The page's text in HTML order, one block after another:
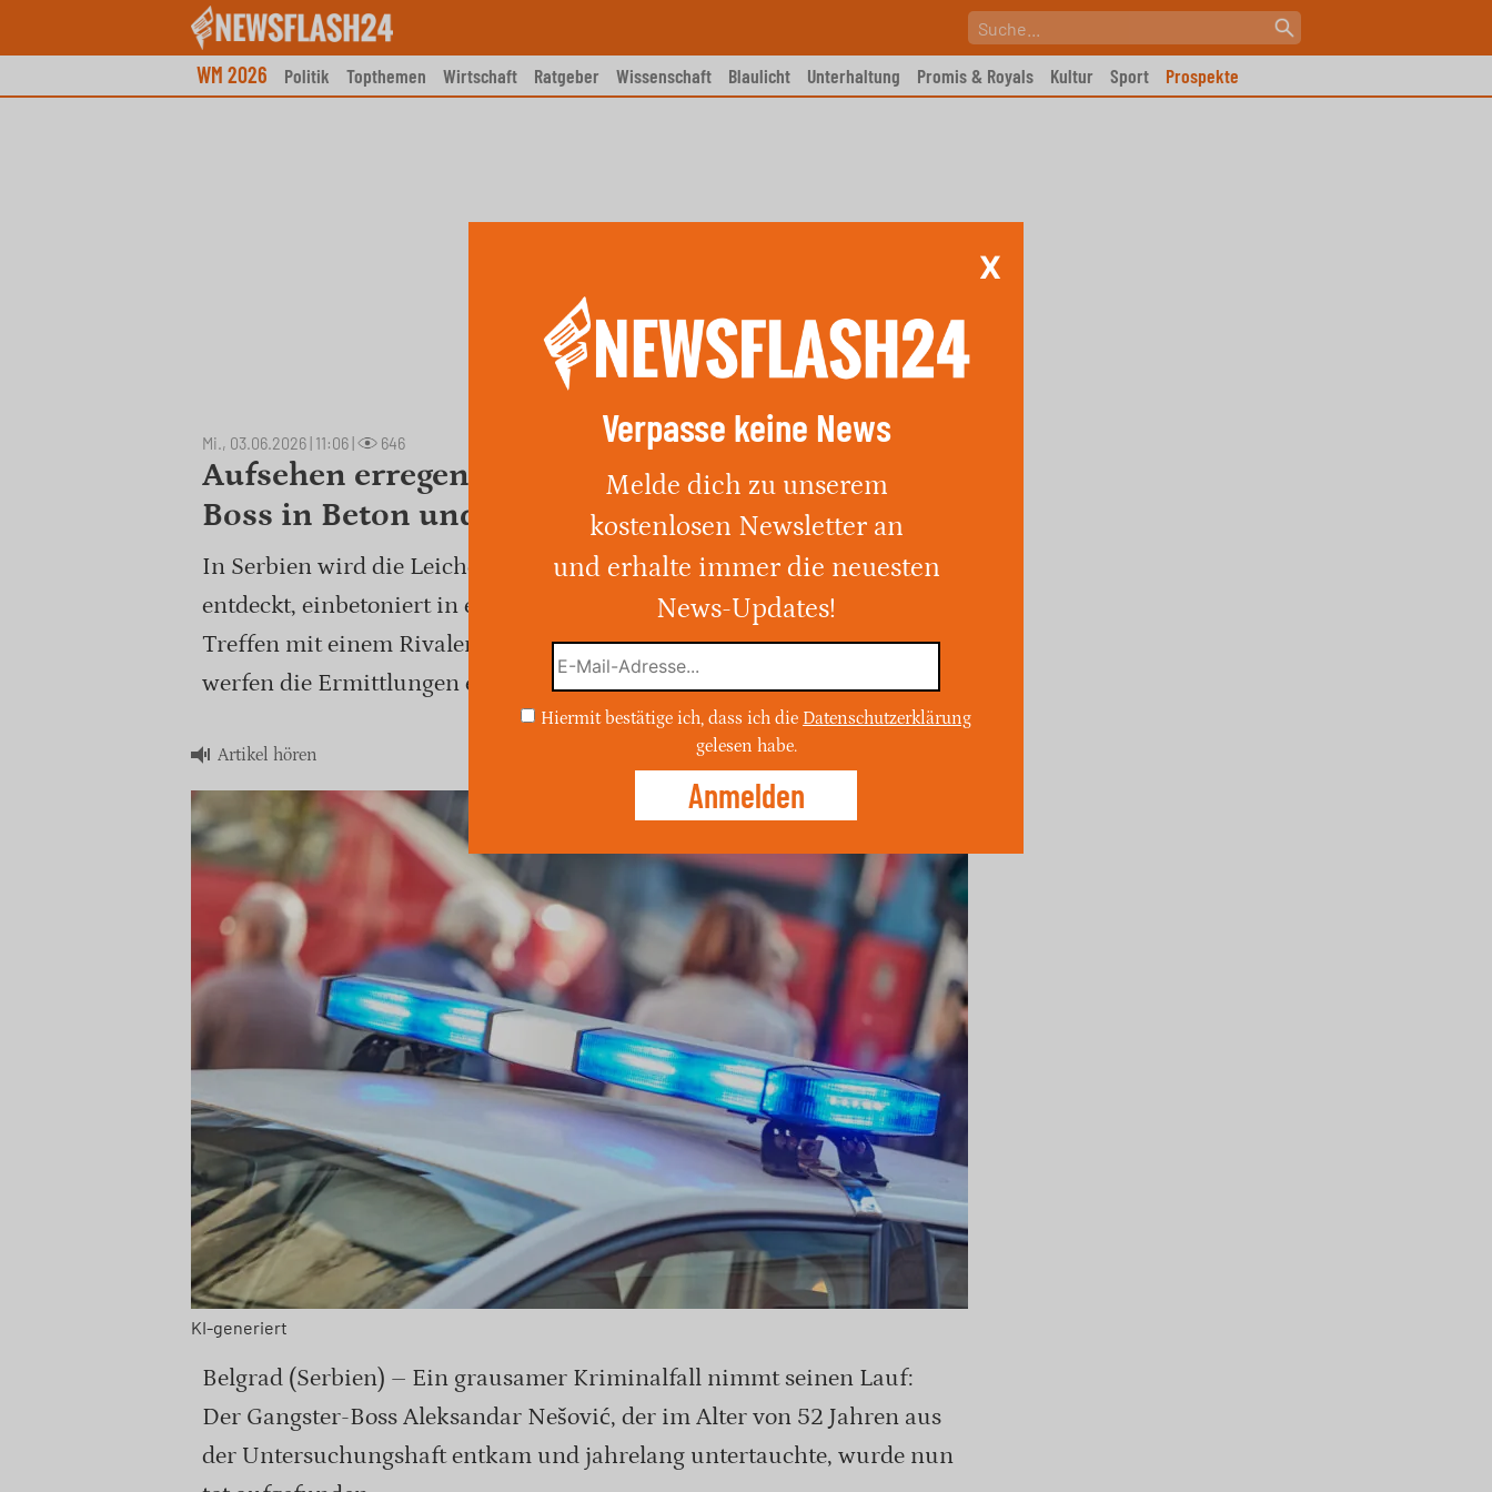
WM 2026 Politik Topthemen Wirtschaft Ratgeber Wissenschaft Blaulicht Unterhaltung Promis & Royals Kultur Sport Prospekte
Mi., 03.06.2026 | 11:06 646
Aufsehen erregender Fund in Serbien: Gangster-
Boss in Beton und Ölfass entdeckt
In Serbien wird die Leiche des Gangster-Bosses Aleksandar Nešović
entdeckt, einbetoniert in einem Ölfass. Nach einem gescheiterten
Treffen mit einem Rivalen und mutmaßlicher Polizeibeteiligung
werfen die Ermittlungen ein Schlaglicht auf die Korruption im Land.
Artikel hören
KI-generiert
Belgrad (Serbien) – Ein grausamer Kriminalfall nimmt seinen Lauf:
Der Gangster-Boss Aleksandar Nešović, der im Alter von 52 Jahren aus
der Untersuchungshaft entkam und jahrelang untertauchte, wurde nun
X
Verpasse keine News
Melde dich zu unserem
kostenlosen Newsletter an
und erhalte immer die neuesten
News-Updates!
Hiermit bestätige ich, dass ich die Datenschutzerklärung
gelesen habe.